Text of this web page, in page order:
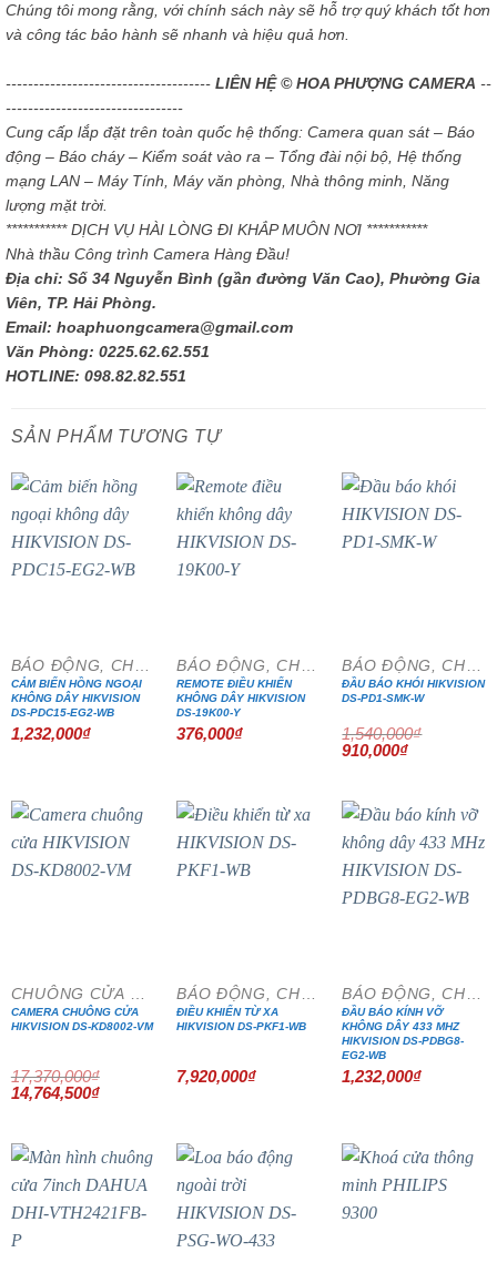
Chúng tôi mong rằng, với chính sách này sẽ hỗ trợ quý khách tốt hơn
và công tác bảo hành sẽ nhanh và hiệu quả hơn.
------------------------------------- LIÊN HỆ © HOA PHƯỢNG CAMERA --
--------------------------------
Cung cấp lắp đặt trên toàn quốc hệ thống: Camera quan sát – Báo
động – Báo cháy – Kiểm soát vào ra – Tổng đài nội bộ, Hệ thống
mạng LAN – Máy Tính, Máy văn phòng, Nhà thông minh, Năng
lượng mặt trời.
*********** DỊCH VỤ HÀI LÒNG ĐI KHẮP MUÔN NƠI ***********
Nhà thầu Công trình Camera Hàng Đầu!
Địa chỉ: Số 34 Nguyễn Bình (gần đường Văn Cao), Phường Gia
Viên, TP. Hải Phòng.
Email: hoaphuongcamera@gmail.com
Văn Phòng: 0225.62.62.551
HOTLINE: 098.82.82.551
SẢN PHẨM TƯƠNG TỰ
CẢM BIẾN HỒNG NGOẠI
KHÔNG DÂY HIKVISION
DS-PDC15-EG2-WB
1,232,000₫
REMOTE ĐIỀU KHIỂN
KHÔNG DÂY HIKVISION
DS-19K00-Y
376,000₫
ĐẦU BÁO KHÓI HIKVISION
DS-PD1-SMK-W
1,540,000₫
Giá
910,000₫Giá
910,000₫.
CAMERA CHUÔNG CỬA
HIKVISION DS-KD8002-VM
17,370,000₫
Giá
gốc
14,764,500₫Giá
14,764,500₫.
ĐIỀU KHIỂN TỪ XA
HIKVISION DS-PKF1-WB
7,920,000₫
ĐẦU BÁO KÍNH VỠ
KHÔNG DÂY 433 MHZ
HIKVISION DS-PDBG8-
EG2-WB
1,232,000₫